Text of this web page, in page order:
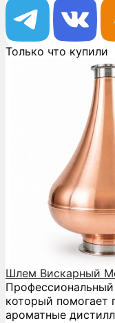
Только что купили
Шлем Вискарный
Профессиональный
который помогает
ароматные